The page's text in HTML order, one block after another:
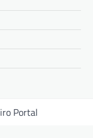
Portal